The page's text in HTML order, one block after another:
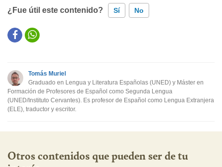
¿Fue útil este contenido? Sí No
Este contenido contiene información incorrecta
Otro
Tomás Muriel
Graduado en Lengua y Literatura Españolas (UNED) y Máster en
Formación de Profesores de Español como Segunda Lengua
(UNED/Instituto Cervantes). Es profesor de Español como Lengua Extranjera
(ELE), traductor y escritor.
Otros contenidos que pueden ser de tu